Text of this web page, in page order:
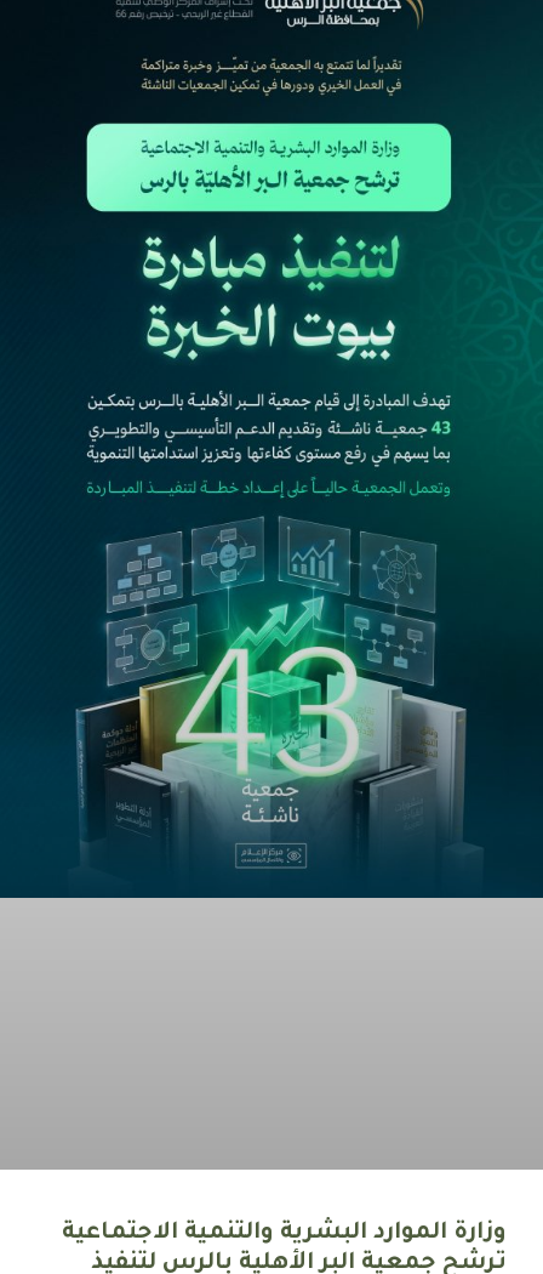
وزارة الموارد البشرية والتنمية الاجتماعية
ترشح جمعية البر الأهلية بالرس لتنفيذ